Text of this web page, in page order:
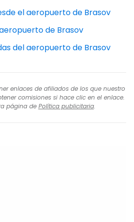
el aeropuerto de Brasov
de Brasov
del aeropuerto de Brasov
enlaces de afiliados de los que nuestro
comisiones si hace clic en el enlace.
página de Política publicitaria.